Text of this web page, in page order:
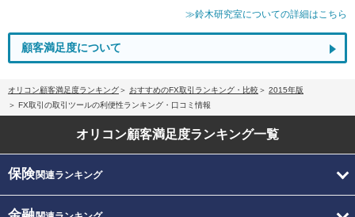
≫鈴木研究室についての詳細はこちら
顧客満足度について
オリコン顧客満足度ランキング おすすめのFX取引ランキング・比較
2015年版
FX取引の取引ツールの利便性ランキング・口コミ情報
オリコン顧客満足度ランキング一覧
保険関連ランキング